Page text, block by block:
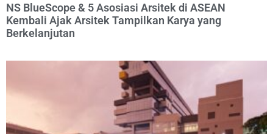
NS BlueScope & 5 Asosiasi Arsitek di ASEAN
Kembali Ajak Arsitek Tampilkan Karya yang
Berkelanjutan